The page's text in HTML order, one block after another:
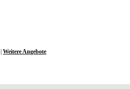
Weitere Angebote